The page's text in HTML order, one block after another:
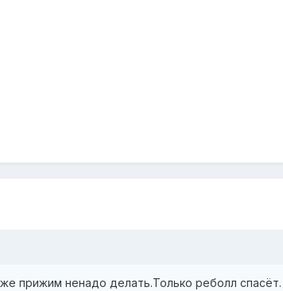
прижим ненадо делать.Только реболл спасёт.